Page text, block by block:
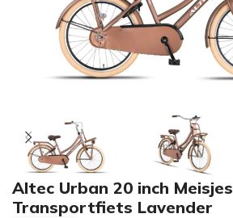
Altec Urban 20 inch Meisjes
Transportfiets Lavender